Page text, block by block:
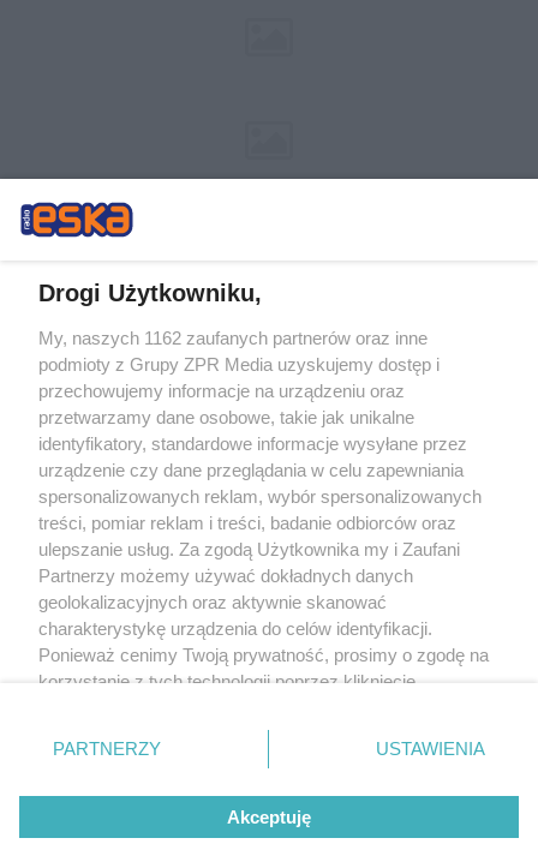
Żaden utwór zamieszczony w serwisie nie może być powielany i
rozpowszechniany lub dalej rozpowszechniany w jakikolwiek sposób (w
tym także elektroniczny lub mechaniczny) na jakimkolwiek polu
eksploatacji w jakiejkolwiek formie, włącznie z umieszczaniem w Internecie
bez pisemnej zgody właściciela praw. Jakiekolwiek użycie lub
wykorzystanie utworów w całości lub w części z naruszeniem prawa, tzn.
bez właściwej zgody, jest zabronione pod groźbą kary i może być ścigane
prawnie.
O nas
Drogi Użytkowniku,
My, naszych 1162 zaufanych partnerów oraz inne
podmioty z Grupy ZPR Media uzyskujemy dostęp i
przechowujemy informacje na urządzeniu oraz
przetwarzamy dane osobowe, takie jak unikalne
identyfikatory, standardowe informacje wysyłane przez
urządzenie czy dane przeglądania w celu zapewniania
spersonalizowanych reklam, wybór spersonalizowanych
treści, pomiar reklam i treści, badanie odbiorców oraz
ulepszanie usług. Za zgodą Użytkownika my i Zaufani
Partnerzy możemy używać dokładnych danych
geolokalizacyjnych oraz aktywnie skanować
charakterystykę urządzenia do celów identyfikacji.
Ponieważ cenimy Twoją prywatność, prosimy o zgodę na
korzystanie z tych technologii poprzez kliknięcie
zmienić/wycofać klikając przycisk ustawień prywatności
znajdujący się w lewym dolnym rogu strony
rodzaje przetwarzania danych nie wymagają zgody
użytkownika, ale masz prawo sprzeciwić się takiemu
PARTNERZY USTAWIENIA
Akceptuję